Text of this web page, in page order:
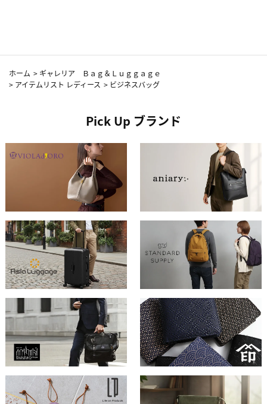
ホーム > ギャレリア Ｂａｇ＆Ｌｕｇｇａｇｅ
> アイテムリスト レディース > ビジネスバッグ
Pick Up ブランド